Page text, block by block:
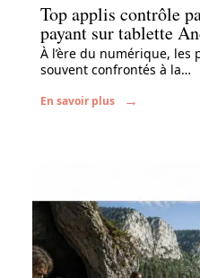
Top applis contrôle
payant sur tablette
À l’ère du numérique,
souvent confrontés à la…
En savoir plus